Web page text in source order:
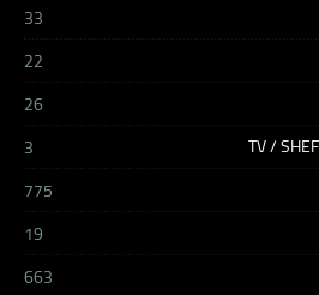
33
22
26
3
775
19
663